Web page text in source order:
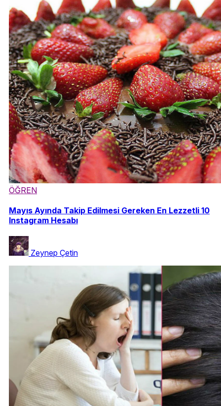
ÖĞREN
Mayıs Ayında Takip Edilmesi Gereken En Lezzetli 10
Instagram Hesabı
Zeynep Çetin